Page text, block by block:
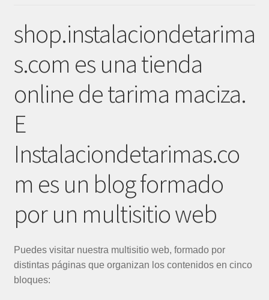
shop.instalaciondetarima
s.com es una tienda
online de tarima maciza.
E
Instalaciondetarimas.co
m es un blog formado
por un multisitio web
Puedes visitar nuestra multisitio web, formado por
distintas páginas que organizan los contenidos en cinco
bloques: